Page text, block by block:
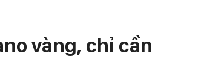
vàng, chỉ cần